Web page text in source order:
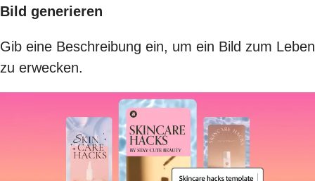
Bild generieren
Gib eine Beschreibung ein, um ein Bild zum Leben
zu erwecken.